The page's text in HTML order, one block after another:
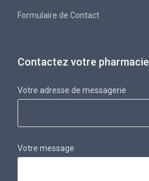
Formulaire de Contact
Contactez votre pharmacie
Votre adresse de messagerie
Votre message